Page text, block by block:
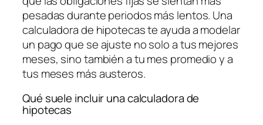
pesadas durante periodos más lentos. Una
calculadora de hipotecas te ayuda a modelar
un pago que se ajuste no solo a tus mejores
meses, sino también a tu mes promedio y a
tus meses más austeros.
Qué suele incluir una calculadora de
hipotecas